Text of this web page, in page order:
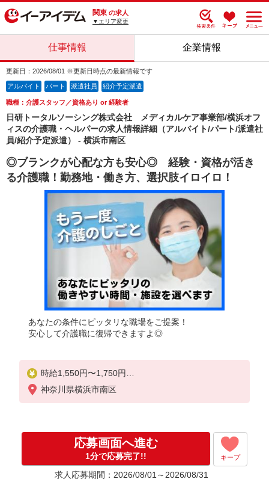
関東 の求人
▼エリア変更
仕事情報 企業情報
更新日：2026/08/01 ※更新日時点の最新情報です
アルバイト パート 派遣社員 紹介予定派遣
職種：介護スタッフ／資格あり or 経験者
日研トータルソーシング株式会社 メディカルケア事業部/横浜オフ
ィスの介護職・ヘルパーの求人情報詳細（アルバイト/パート/派遣社
員/紹介予定派遣） - 横浜市南区
◎ブランクが心配な方も安心◎ 経験・資格が活き
る介護職！勤務地・働き方、選択肢イロイロ！
あなたの条件にピッタリな職場をご提案！
安心して介護職に復帰できますよ◎
時給1,550円〜1,750円
◆無資格・経験者：時給1,550円〜
◆介護福祉士：時給1,750円〜
※経験者は3ヶ月以上
※給与幅は経験・能力による
神奈川県横浜市南区
応募画面へ進む
1分で応募完了!! キープ
求人応募期間：2026/08/01～2026/08/31